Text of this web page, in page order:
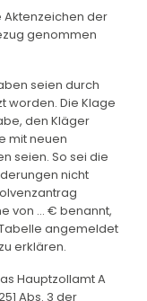
der
genommen
seien durch
worden. Die Klage
den Kläger
mit neuen
seien. So sei die
nicht
von ... € benannt,
angemeldet
erklären.
Hauptzollamt A
Abs. 3 der